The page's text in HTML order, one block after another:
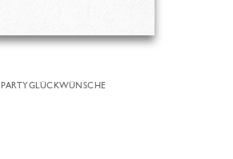
PARTYGLÜCKWÜNSCHE